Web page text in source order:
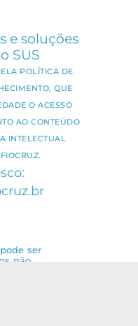
e soluções
SUS
POLÍTICA DE
QUE
O ACESSO
AO CONTEÚDO
INTELECTUAL
ser
não